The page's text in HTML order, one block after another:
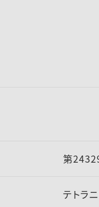
第
テトラ